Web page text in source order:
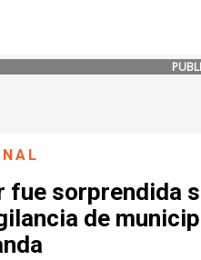
fue sorprendida
de